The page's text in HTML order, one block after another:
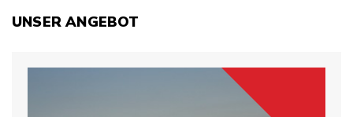
UNSER ANGEBOT